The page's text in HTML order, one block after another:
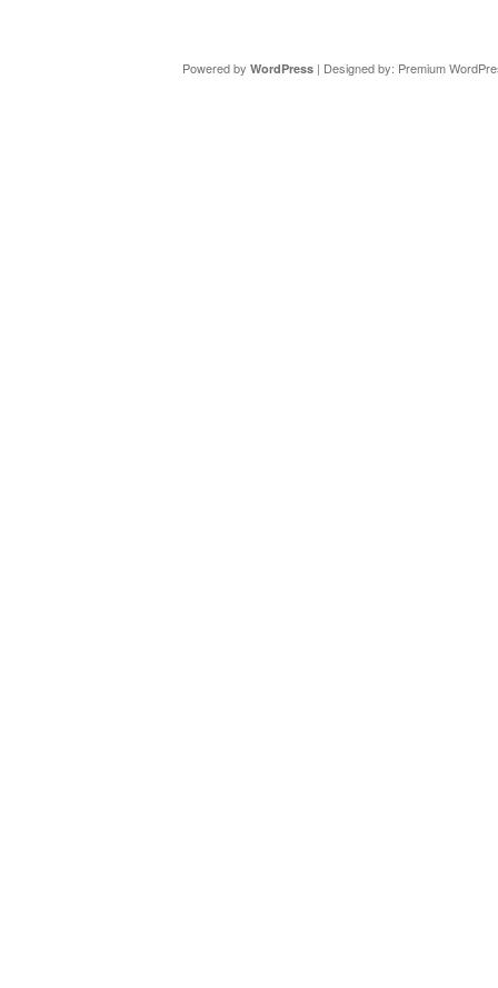
Powered by WordPress| Designed by: Premium